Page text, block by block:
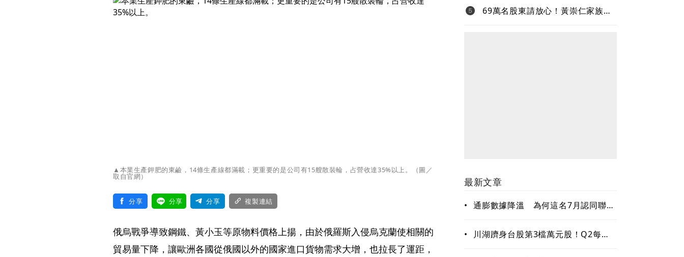
▲本業生產鉀肥的東鹼，14條生產線都滿載；更重要的是公司有15艘散裝輪，占營收達35%以上。（圖／
取自官網）
分享 分享 分享 複製連結
俄烏戰爭導致鋼鐵、黃小玉等原物料價格上揚，由於俄羅斯入侵烏克蘭使相關的
貿易量下降，讓歐洲各國從俄國以外的國家進口貨物需求大增，也拉長了運距，
生」自律人生曝光
69萬名股東請放心！黃崇仁家族全
最新文章
• 通膨數據降溫 為何這名7月認同聯準
升息？
•
川湖躋身台股第3檔萬元股！Q2每股